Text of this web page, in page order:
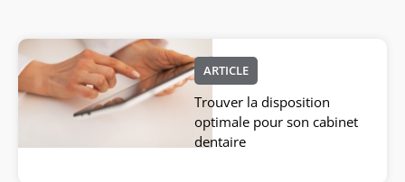
ARTICLE
Trouver la disposition
optimale pour son cabinet
dentaire